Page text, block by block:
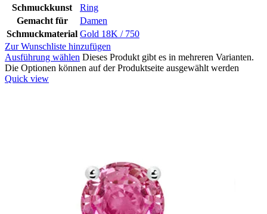
Schmuckkunst
Ring
Gemacht für
Damen
Schmuckmaterial Gold 18K / 750
Zur Wunschliste hinzufügen
Ausführung wählen Dieses Produkt gibt es in mehreren Varianten.
Die Optionen können auf der Produktseite ausgewählt werden
Quick view